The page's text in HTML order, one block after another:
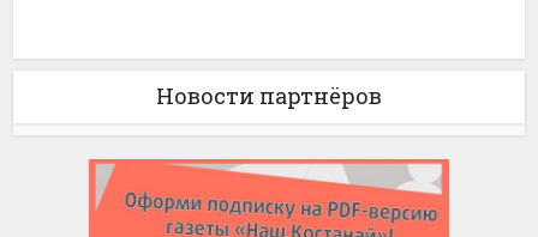
Новости партнёров